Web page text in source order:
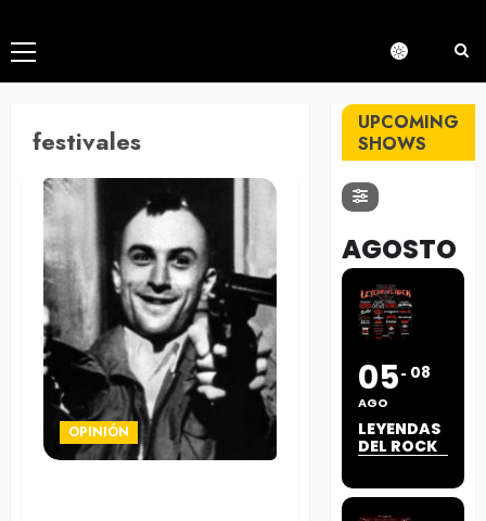
Menú
principal
festivales
OPINIÓN
UPCOMING
SHOWS
AGOSTO
05
AGO
08
LEYENDAS
DEL ROCK